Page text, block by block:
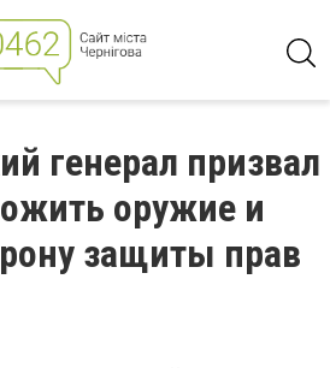
генерал призвал
оружие и
защиты прав